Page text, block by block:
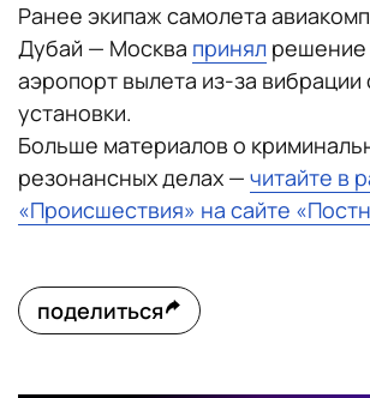
Ранее экипаж самолета
Дубай — Москва принял решение
аэропорт вылета из-за вибрации
установки.
Больше материалов о
резонансных делах — читайте в
«Происшествия» на сайте
поделиться